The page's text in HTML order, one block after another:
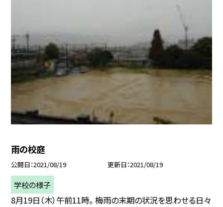
雨の校庭
公開日 2021/08/19 更新日 2021/08/19
学校の様子
8月19日（木）午前11時。 梅雨の末期の状況を思わせる日々